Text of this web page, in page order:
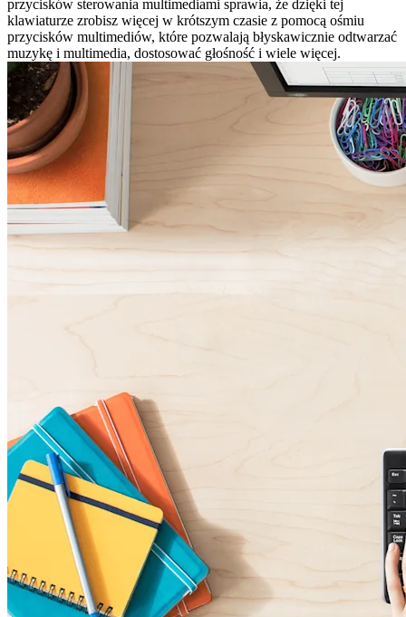
przycisków sterowania multimediami sprawia, że dzięki tej
klawiaturze zrobisz więcej w krótszym czasie z pomocą ośmiu
przycisków multimediów, które pozwalają błyskawicznie odtwarzać
muzykę i multimedia, dostosować głośność i wiele więcej.